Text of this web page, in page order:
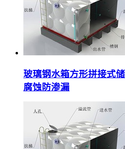
玻璃钢水箱方形拼接式
腐蚀防渗漏